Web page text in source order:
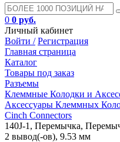
0 0 руб.
Личный кабинет
Войти / Регистрация
Главная страница
Каталог
Товары под заказ
Разъемы
Клеммные Колодки и
Аксессуары Клеммных
Cinch Connectors
140J-1, Перемычка,
2 вывод(-ов), 9.53 мм